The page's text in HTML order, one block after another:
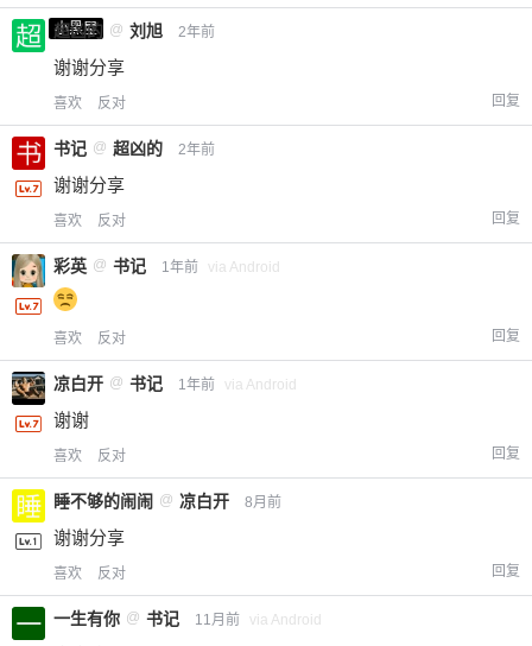
小黑屋
超凶的 @ 刘旭 2年前
谢谢分享
喜欢 反对 回复
书记 @ 超凶的 2年前
谢谢分享
喜欢 反对 回复
彩英 @ 书记 1年前 via Android
喜欢 反对 回复
凉白开 @ 书记 1年前 via Android
谢谢
喜欢 反对 回复
睡不够的闹闹 @ 凉白开 8月前
谢谢分享
喜欢 反对 回复
一生有你 @ 书记 11月前 via Android